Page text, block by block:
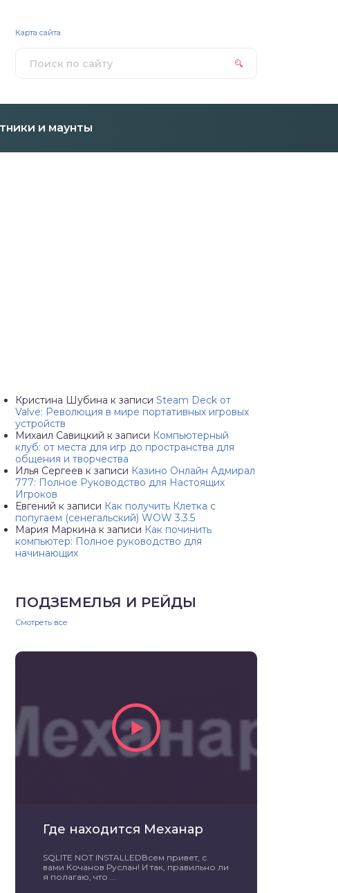
и маунты
Карта сайта
Кристина Шубина к записиSteam Deck от
Valve: Революция в мире портативных игровых
устройств
Михаил Савицкий к записи Компьютерный
клуб: от места для игр до пространства для
общения и творчества
Илья Сергеев к записи Казино Онлайн Адмирал
777: Полное Руководство для Настоящих
Игроков
Евгений к записи Как получить Клетка с
попугаем (сенегальский) WOW 3.3.5
Мария Маркина к записи Как починить
компьютер: Полное руководство для
начинающих
ПОДЗЕМЕЛЬЯ И РЕЙДЫ
Смотреть все
Где находится Механар
SQLITE NOT INSTALLEDВсем привет, с
вами Кочанов Руслан! И так, правильно ли
я полагаю, что ...